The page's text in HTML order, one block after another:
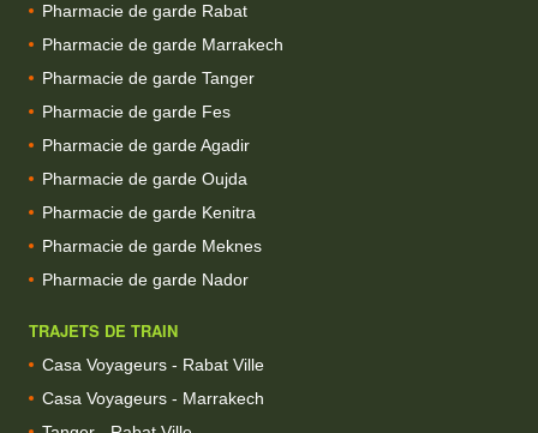
Pharmacie de garde Rabat
Pharmacie de garde Marrakech
Pharmacie de garde Tanger
Pharmacie de garde Fes
Pharmacie de garde Agadir
Pharmacie de garde Oujda
Pharmacie de garde Kenitra
Pharmacie de garde Meknes
Pharmacie de garde Nador
TRAJETS DE TRAIN
Casa Voyageurs - Rabat Ville
Casa Voyageurs - Marrakech